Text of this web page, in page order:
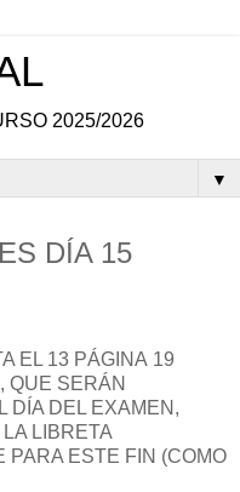
2025/2026
▼
DÍA 15
EL 13 PÁGINA 19
QUE SERÁN
DÍA DEL EXAMEN,
LIBRETA
PARA ESTE FIN (COMO